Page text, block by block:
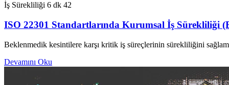
İş Sürekliliği 6 dk 42
ISO 22301 Standartlarında Kurumsal İş Sürekliliği
Beklenmedik kesintilere karşı kritik iş süreçlerinin sürekliliğini
Devamını Oku